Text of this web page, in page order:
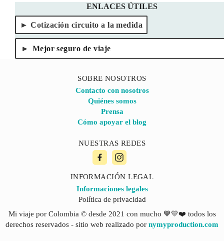
ENLACES ÚTILES
Cotización circuito a la medida
Mejor seguro de viaje
SOBRE NOSOTROS
Contacto con nosotros
Quiénes somos
Prensa
Cómo apoyar el blog
NUESTRAS REDES
INFORMACIÓN LEGAL
Informaciones legales
Política de privacidad
Mi viaje por Colombia © desde 2021 con mucho 💙💛❤️ todos los
derechos reservados - sitio web realizado por nymyproduction.com